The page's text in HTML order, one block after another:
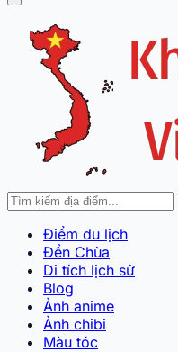
Điểm du lịch
Đền Chùa
Di tích lịch sử
Blog
Ảnh anime
Ảnh chibi
Màu tóc